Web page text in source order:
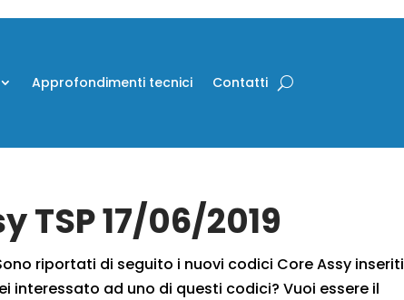
Approfondimenti tecnici Contatti
TSP 17/06/2019
riportati di seguito i nuovi codici Core Assy inseriti
interessato ad uno di questi codici? Vuoi essere il